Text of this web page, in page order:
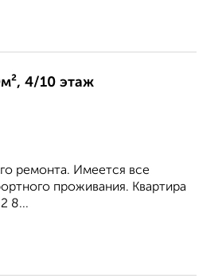
4/10 этаж
ремонта. Имеется все
проживания. Квартира
8...